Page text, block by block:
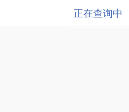
正在查询中